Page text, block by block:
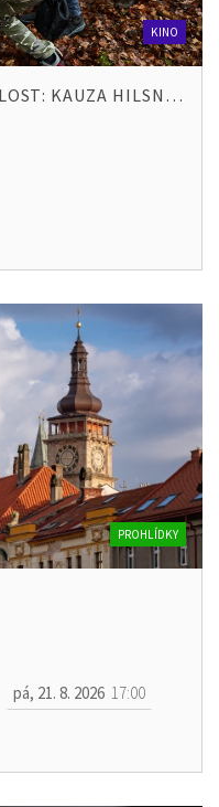
KINO
BUDOUCNOST UTVÁŘÍ MINULOST: KAUZA HILSNER
PROHLÍDKY
pá, 21. 8. 2026 17:00